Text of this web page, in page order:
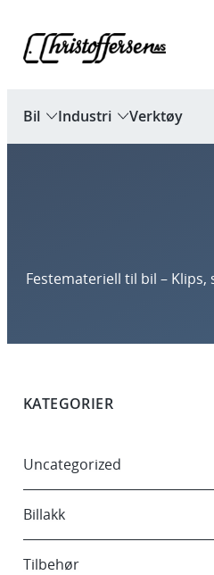
Bil Industri Verktøy
Festemateriell til bil –
KATEGORIER
Uncategorized
Billakk
Tilbehør